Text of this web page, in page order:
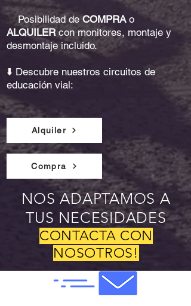
✅Posibilidad de COMPRA o
ALQUILERcon monitores, montaje y
desmontaje incluido.
⬇️ Descubre nuestros circuitos de
educación vial:
Alquiler
Compra
NOS ADAPTAMOS A
TUS NECESIDADES
CONTACTA CON
NOSOTROS!